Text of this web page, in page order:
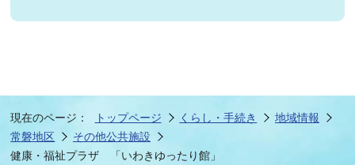
現在のページ： トップページ くらし・手続き
地域情報
常磐地区
その他公共施設
健康・福祉プラザ 「いわきゆったり館」